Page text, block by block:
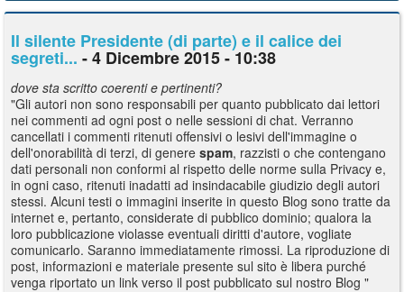
Il silente Presidente (di parte) e il calice dei
segreti... - 4 Dicembre 2015 - 10:38
dove sta scritto coerenti e pertinenti?
"Gli autori non sono responsabili per quanto pubblicato dai lettori
nei commenti ad ogni post o nelle sessioni di chat. Verranno
cancellati i commenti ritenuti offensivi o lesivi dell'immagine o
dell'onorabilità di terzi, di genere spam, razzisti o che contengano
dati personali non conformi al rispetto delle norme sulla Privacy e,
in ogni caso, ritenuti inadatti ad insindacabile giudizio degli autori
stessi. Alcuni testi o immagini inserite in questo Blog sono tratte da
internet e, pertanto, considerate di pubblico dominio; qualora la
loro pubblicazione violasse eventuali diritti d'autore, vogliate
comunicarlo. Saranno immediatamente rimossi. La riproduzione di
post, informazioni e materiale presente sul sito è libera purché
venga riportato un link verso il post pubblicato sul nostro Blog "